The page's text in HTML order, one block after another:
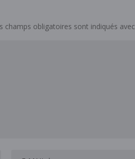
champs obligatoires sont indiqués avec